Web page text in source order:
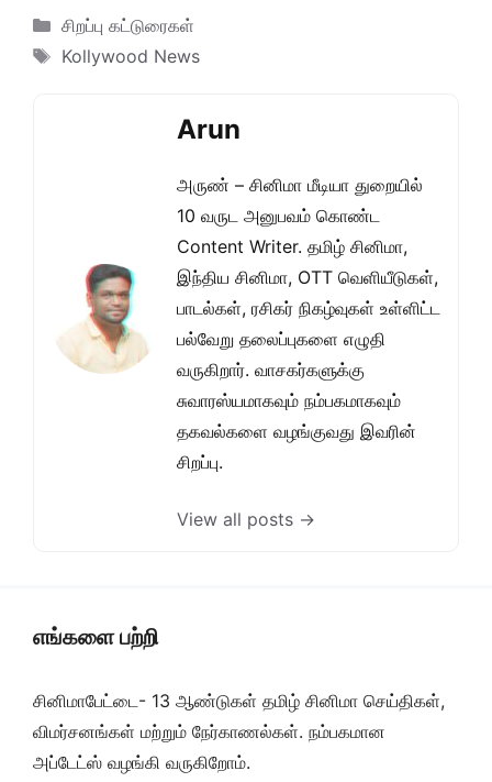
Categories
சிறப்பு கட்டுரைகள்
Tags
Kollywood News
Arun
அருண் – சினிமா மீடியா துறையில்
10 வருட அனுபவம் கொண்ட
Content Writer. தமிழ் சினிமா,
இந்திய சினிமா, OTT வெளியீடுகள்,
பாடல்கள், ரசிகர் நிகழ்வுகள் உள்ளிட்ட
பல்வேறு தலைப்புகளை எழுதி
வருகிறார். வாசகர்களுக்கு
சுவாரஸ்யமாகவும் நம்பகமாகவும்
தகவல்களை வழங்குவது இவரின்
சிறப்பு.
View all posts →
எங்களை பற்றி
சினிமாபேட்டை- 13 ஆண்டுகள் தமிழ் சினிமா செய்திகள்,
விமர்சனங்கள் மற்றும் நேர்காணல்கள். நம்பகமான
அப்டேட்ஸ் வழங்கி வருகிறோம்.